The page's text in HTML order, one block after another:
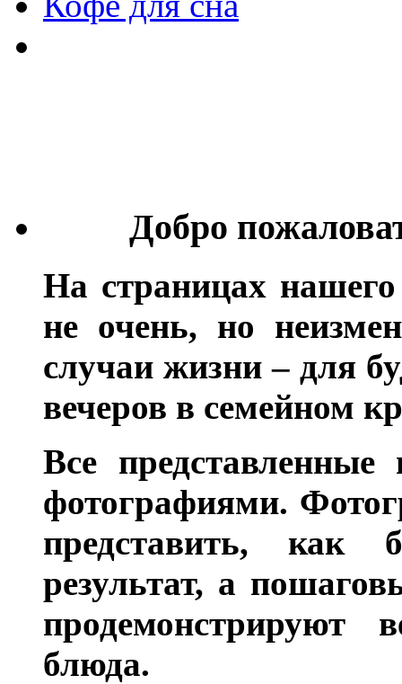
Добро
На страницах
не очень, но
случаи жизни – для
вечеров в семейном
Все
фотографиями.
представить, как
результат, а
продемонстрируют
блюда.